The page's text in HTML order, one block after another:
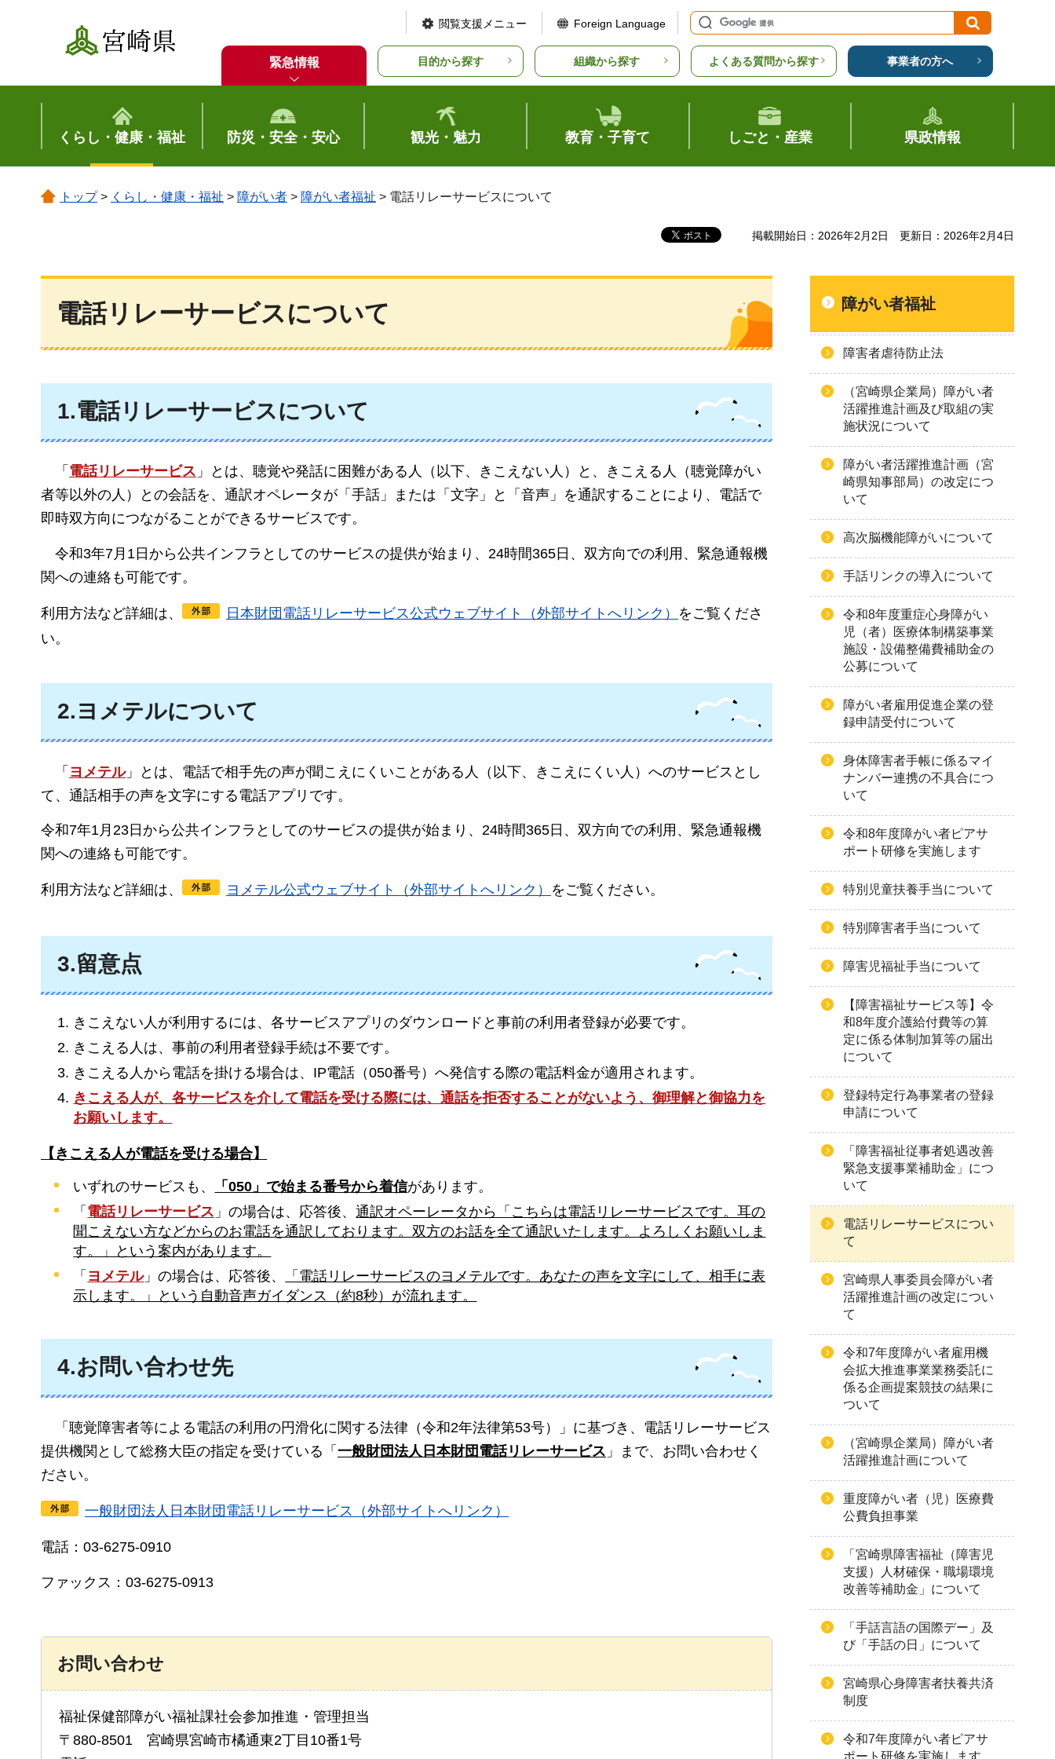
宮崎県
閲覧支援メニュー Foreign Language
緊急情報 目的から探す 組織から探す よくある質問から探す 事業者の方へ
くらし・健康・福祉 防災・安全・安心 観光・魅力 教育・子育て しごと・産業 県政情報
トップ> くらし・健康・福祉 > 障がい者 > 障がい者福祉 > 電話リレーサービスについて
掲載開始日：2026年2月2日 更新日：2026年2月4日
電話リレーサービスについて
1.電話リレーサービスについて
「 電話リレーサービス 」とは、聴覚や発話に困難がある人（以下、きこえない人）と、きこえる人（聴覚障がい
者等以外の人）との会話を、通訳オペレータが「手話」または「文字」と「音声」を通訳することにより、電話で
即時双方向につながることができるサービスです。
令和3年7月1日から公共インフラとしてのサービスの提供が始まり、24時間365日、双方向での利用、緊急通報機
関への連絡も可能です。
利用方法など詳細は、 日本財団電話リレーサービス公式ウェブサイト（外部サイトへリンク） をご覧くださ
い。
2.ヨメテルについて
「 ヨメテル」とは、電話で相手先の声が聞こえにくいことがある人（以下、きこえにくい人）へのサービスとし
て、通話相手の声を文字にする電話アプリです。
令和7年1月23日から公共インフラとしてのサービスの提供が始まり、24時間365日、双方向での利用、緊急通報機
関への連絡も可能です。
利用方法など詳細は、 ヨメテル公式ウェブサイト（外部サイトへリンク） をご覧ください。
3.留意点
きこえない人が利用するには、各サービスアプリのダウンロードと事前の利用者登録が必要です。
きこえる人は、事前の利用者登録手続は不要です。
きこえる人から電話を掛ける場合は、IP電話（050番号）へ発信する際の電話料金が適用されます。
きこえる人が、各サービスを介して電話を受ける際には、通話を拒否することがないよう、御理解と御協力を
お願いします。
【きこえる人が電話を受ける場合】
いずれのサービスも、 「050」で始まる番号から着信があります。
「 電話リレーサービス 」の場合は、応答後、通訳オペーレータから「こちらは電話リレーサービスです。耳の
聞こえない方などからのお電話を通訳しております。双方のお話を全て通訳いたします。よろしくお願いしま
す。」という案内があります。
「 ヨメテル」の場合は、応答後、
「電話リレーサービスのヨメテルです。あなたの声を文字にして、相手に表
示します。」という自動音声ガイダンス（約8秒）が流れます。
4.お問い合わせ先
「聴覚障害者等による電話の利用の円滑化に関する法律（令和2年法律第53号）」に基づき、電話リレーサービス
提供機関として総務大臣の指定を受けている「 一般財団法人日本財団電話リレーサービス 」まで、お問い合わせく
ださい。
一般財団法人日本財団電話リレーサービス（外部サイトへリンク）
電話：03-6275-0910
ファックス：03-6275-0913
お問い合わせ
福祉保健部障がい福祉課社会参加推進・管理担当
〒880-8501 宮崎県宮崎市橘通東2丁目10番1号
障がい者福祉
障害者虐待防止法
（宮崎県企業局）障がい者
活躍推進計画及び取組の実
施状況について
障がい者活躍推進計画（宮
崎県知事部局）の改定につ
いて
高次脳機能障がいについて
手話リンクの導入について
令和8年度重症心身障がい
児（者）医療体制構築事業
施設・設備整備費補助金の
公募について
障がい者雇用促進企業の登
録申請受付について
身体障害者手帳に係るマイ
ナンバー連携の不具合につ
いて
令和8年度障がい者ピアサ
ポート研修を実施します
特別児童扶養手当について
特別障害者手当について
障害児福祉手当について
【障害福祉サービス等】令
和8年度介護給付費等の算
定に係る体制加算等の届出
について
登録特定行為事業者の登録
申請について
「障害福祉従事者処遇改善
緊急支援事業補助金」につ
いて
電話リレーサービスについ
て
宮崎県人事委員会障がい者
活躍推進計画の改定につい
て
令和7年度障がい者雇用機
会拡大推進事業業務委託に
係る企画提案競技の結果に
ついて
（宮崎県企業局）障がい者
活躍推進計画について
重度障がい者（児）医療費
公費負担事業
「宮崎県障害福祉（障害児
支援）人材確保・職場環境
改善等補助金」について
「手話言語の国際デー」及
び「手話の日」について
宮崎県心身障害者扶養共済
制度
令和7年度障がい者ピアサ
ポート研修を実施します